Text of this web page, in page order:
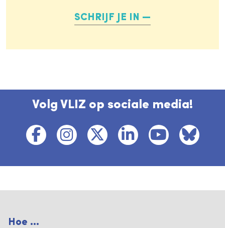
SCHRIJF JE IN
Volg VLIZ op sociale media!
Hoe ...